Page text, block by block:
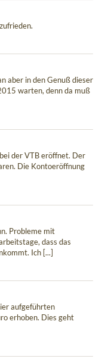
aber in den Genuß dieser
warten, denn da muß
der VTB eröffnet. Der
Die Kontoeröffnung
Probleme mit
dass das
Ich [...]
aufgeführten
erhoben. Dies geht